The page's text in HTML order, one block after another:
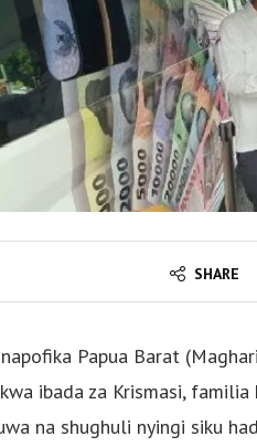
SHARE
Papua Barat
ibada za Krismasi,
na shughuli nyingi siku